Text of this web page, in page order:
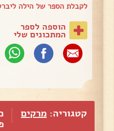
לקבלת הספר של הילה
הוספה לספר
המתכונים שלי
קטגוריה: מרקים